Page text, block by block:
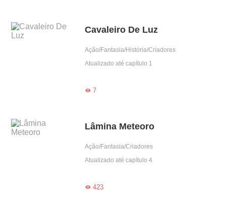
Cavaleiro De Luz
Ação/Fantasia/História/Criadores
Atualizado até capítulo 1
7
Lâmina Meteoro
Ação/Fantasia/Criadores
Atualizado até capítulo 4
423